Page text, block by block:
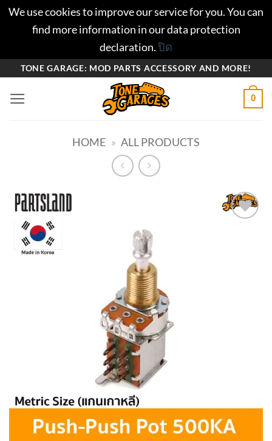
We use cookies to improve our service for you. You can
find more information in our data protection
declaration.ปิด
ยัง
TONE GARAGE: MOD PARTS ACCESSORY AND MORE!
0
HOME » ALL PRODUCTS